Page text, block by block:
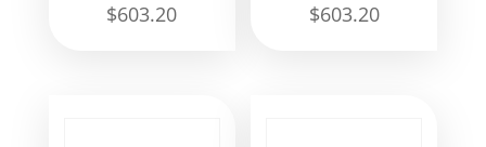
$603.20 $603.20